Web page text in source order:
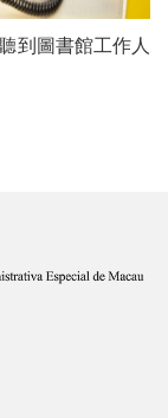
到圖書館工作人